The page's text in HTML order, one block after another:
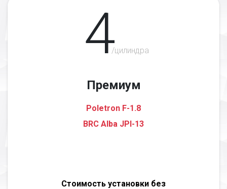
4/цилиндра
Премиум
Poletron F-1.8
BRC Alba JPI-13
Стоимость установки без